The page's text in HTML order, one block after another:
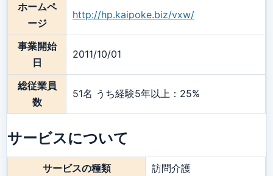
ホームペ
ージ
http://hp.kaipoke.biz/vxw/
事業開始
日
2011/10/01
総従業員
数
51名 うち経験5年以上：25%
サービスについて
サービスの種類
訪問介護